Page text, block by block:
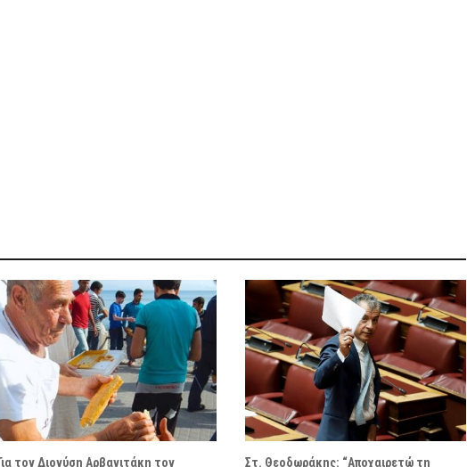
Για τον Διονύση Αρβανιτάκη τον Στ. Θεοδωράκης: “Αποχαιρετώ τη